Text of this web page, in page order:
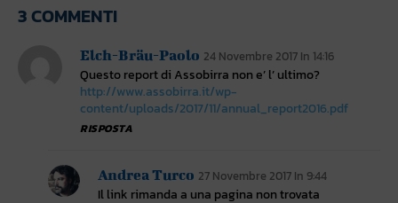
3 COMMENTI
Elch-Bräu-Paolo 24 Novembre 2017 In 14:16
Questo report di Assobirra non e’ l’ ultimo?
http://www.assobirra.it/wp-
content/uploads/2017/11/annual_report2016.pdf
RISPOSTA
Andrea Turco 27 Novembre 2017 In 9:44
Il link rimanda a una pagina non trovata